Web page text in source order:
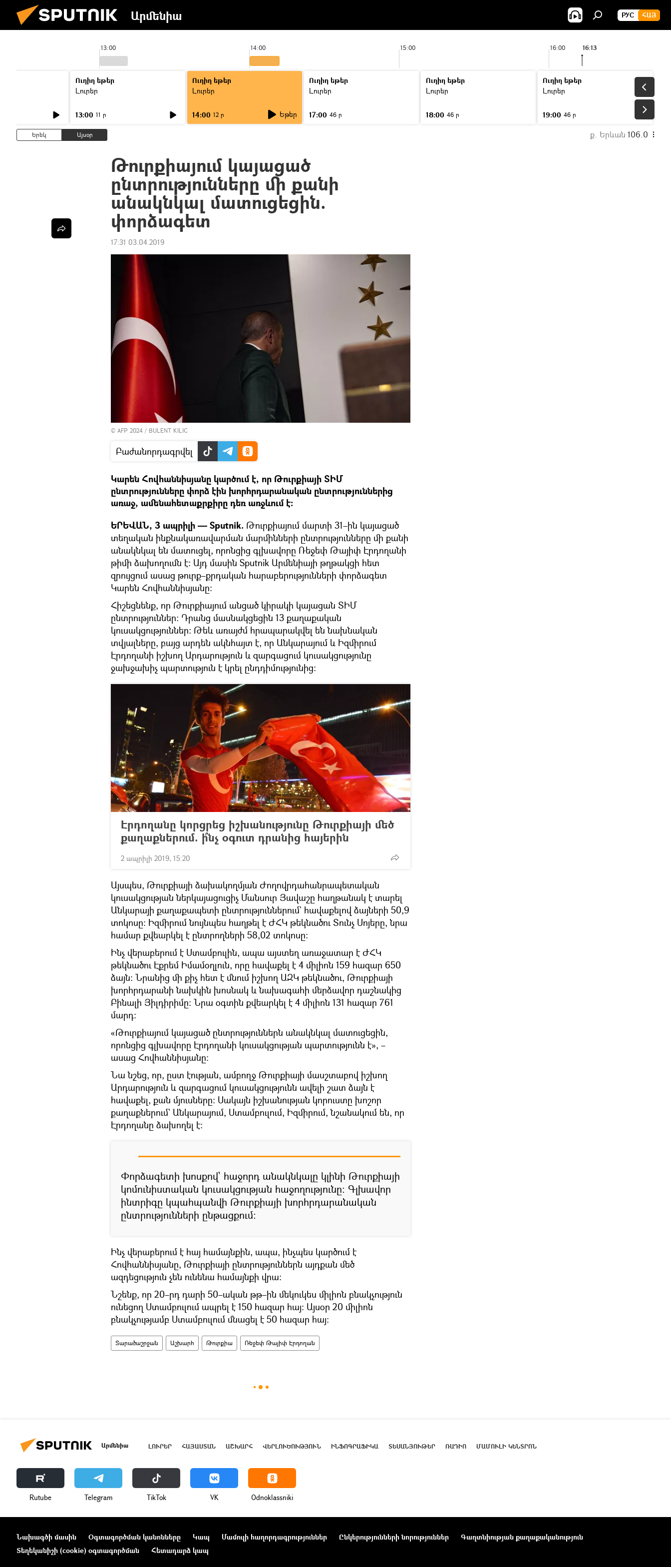
Արմենիա РУС ՀԱՅ
13:00 14:00 15:00 16:00 16:13
Ուղիղ եթեր
Լուրեր
13:00 11 ր
Ուղիղ եթեր
Լուրեր
14:00 12 ր Եթեր
Ուղիղ եթեր
Լուրեր
17:00 46 ր
Ուղիղ եթեր
Լուրեր
18:00 46 ր
Ուղիղ եթեր
Լուրեր
19:00 46 ր
Երեկ Այսօր ք. Երևան 106.0
Թուրքիայում կայացած
ընտրությունները մի քանի
անակնկալ մատուցեցին.
փորձագետ
17:31 03.04.2019
© AFP 2024 / BULENT KILIC
Բաժանորդագրվել
Կարեն Հովհաննիսյանը կարծում է, որ Թուրքիայի ՏԻՄ
ընտրությունները փորձ էին խորհրդարանական ընտրություններից
առաջ, ամենահետաքրքիրը դեռ առջևում է։
ԵՐԵՎԱՆ, 3 ապրիլի — Sputnik. Թուրքիայում մարտի 31–ին կայացած
տեղական ինքնակառավարման մարմինների ընտրությունները մի քանի
անակնկալ են մատուցել, որոնցից գլխավորը Ռեջեփ Թայիփ Էրդողանի
թիմի ձախողումն է։ Այդ մասին Sputnik Արմենիայի թղթակցի հետ
զրույցում ասաց թուրք–քրդական հարաբերությունների փորձագետ
Կարեն Հովհաննիսյանը։
Հիշեցնենք, որ Թուրքիայում անցած կիրակի կայացան ՏԻՄ
ընտրություններ։ Դրանց մասնակցեցին 13 քաղաքական
կուսակցություններ։ Թեև առայժմ հրապարակվել են նախնական
տվյալները, բայց արդեն ակնհայտ է, որ Անկարայում և Իզմիրում
Էրդողանի իշխող Արդարություն և զարգացում կուսակցությունը
ջախջախիչ պարտություն է կրել ընդդիմությունից։
Էրդողանը կորցրեց իշխանությունը Թուրքիայի մեծ
քաղաքներում. ի՞նչ օգուտ դրանից հայերին
2 ապրիլի 2019, 15:20
Այսպես, Թուրքիայի ձախակողմյան Ժողովրդահանրապետական
կուսակցության ներկայացուցիչ Մանսուր Յավաշը հաղթանակ է տարել
Անկարայի քաղաքապետի ընտրություններում` հավաքելով ձայների 50,9
տոկոսը։ Իզմիրում նույնպես հաղթել է ԺՀԿ թեկնածու Տունչ Սոյերը, նրա
համար քվեարկել է ընտրողների 58,02 տոկոսը։
Ինչ վերաբերում է Ստամբուլին, ապա այստեղ առաջատար է ԺՀԿ
թեկնածու Էքրեմ Իմամօղլուն, որը հավաքել է 4 միլիոն 159 հազար 650
ձայն։ Նրանից մի քիչ հետ է մնում իշխող ԱԶԿ թեկնածու, Թուրքիայի
խորհրդարանի նախկին խոսնակ և նախագահի մերձավոր դաշնակից
Բինալի Յիլդիրիմը։ Նրա օգտին քվեարկել է 4 միլիոն 131 հազար 761
մարդ։
«Թուրքիայում կայացած ընտրություններն անակնկալ մատուցեցին,
որոնցից գլխավորը Էրդողանի կուսակցության պարտությունն է», –
ասաց Հովհաննիսյանը։
Նա նշեց, որ, ըստ էության, ամբողջ Թուրքիայի մասշտաբով իշխող
Արդարություն և զարգացում կուսակցությունն ավելի շատ ձայն է
հավաքել, քան մյուսները։ Սակայն իշխանության կորուստը խոշոր
քաղաքներում` Անկարայում, Ստամբուլում, Իզմիրում, նշանակում են, որ
Էրդողանը ձախողել է։
Փորձագետի խոսքով` հաջորդ անակնկալը կլինի Թուրքիայի
կոմունիստական կուսակցության հաջողությունը։ Գլխավոր
ինտրիգը կպահպանվի Թուրքիայի խորհրդարանական
ընտրությունների ընթացքում։
Ինչ վերաբերում է հայ համայնքին, ապա, ինչպես կարծում է
Հովհաննիսյանը, Թուրքիայի ընտրություններն այդքան մեծ
ազդեցություն չեն ունենա համայնքի վրա։
Նշենք, որ 20–րդ դարի 50–ական թթ–ին մեկուկես միլիոն բնակչություն
ունեցող Ստամբուլում ապրել է 150 հազար հայ։ Այսօր 20 միլիոն
բնակչությամբ Ստամբուլում մնացել է 50 հազար հայ։
Տարածաշրջան Աշխարհ Թուրքիա Ռեջեփ Թայիփ Էրդողան
Արմենիա ԼՈՒՐԵՐ ՀԱՅԱՍՏԱՆ ԱՇԽԱՐՀ ՎԵՐԼՈՒԾՈՒԹՅՈՒՆ ԻՆՖՈԳՐԱՖԻԿԱ ՏԵՍԱՆՅՈՒԹԵՐ ՌԱԴԻՈ ՄԱՄՈՒԼԻ ԿԵՆՏՐՈՆ
Rutube Telegram ТikТоk VK Odnoklassniki
Նախագծի մասին Օգտագործման կանոնները Կապ Մամուլի հաղորդագրություններ Ընկերությունների նորություններ
Գաղտնիության քաղաքականություն
Տեղեկանիշի (cookie) օգտագործման
Հետադարձ կապ